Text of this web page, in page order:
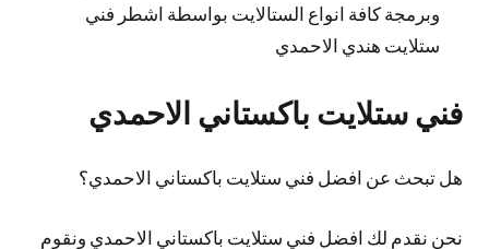
وبرمجة كافة انواع الستالايت بواسطة اشطر فني
ستلايت هندي الاحمدي
فني ستلايت باكستاني الاحمدي
هل تبحث عن افضل فني ستلايت باكستاني الاحمدي؟
نحن نقدم لك افضل فني ستلايت باكستاني الاحمدي ونقوم